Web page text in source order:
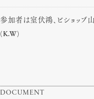
参加者は室伏鴻、ビショップ
(K.W)
DOCUMENT